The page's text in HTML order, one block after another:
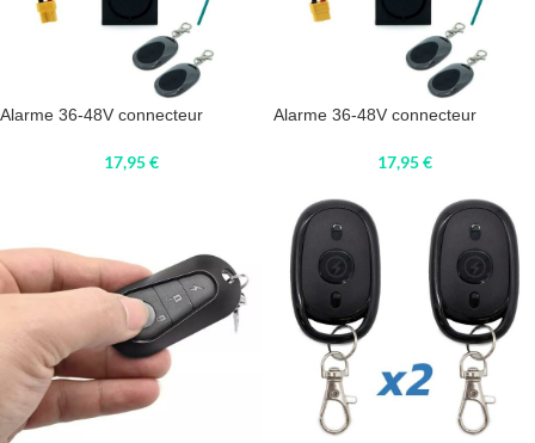
Alarme 36-48V connecteur
17,95€
Alarme 36-48V connecteur
17,95€